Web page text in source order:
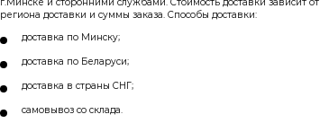
региона доставки и суммы заказа. Способы доставки:
доставка по Минску;
доставка по Беларуси;
доставка в страны СНГ;
самовывоз со склада.